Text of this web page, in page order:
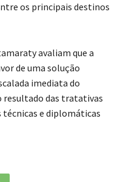
os principais destinos
avaliam que a
de uma solução
imediata do
das tratativas
técnicas e diplomáticas